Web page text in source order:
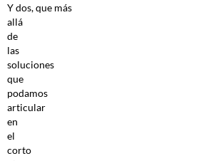
Y dos, que más
allá
de
las
soluciones
que
podamos
articular
en
el
corto